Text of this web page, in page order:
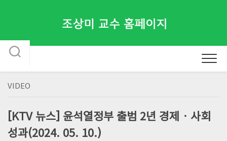
VIDEO
[KTV 뉴스] 윤석열정부 출범 2년 경제‧사회
성과(2024. 05. 10.)